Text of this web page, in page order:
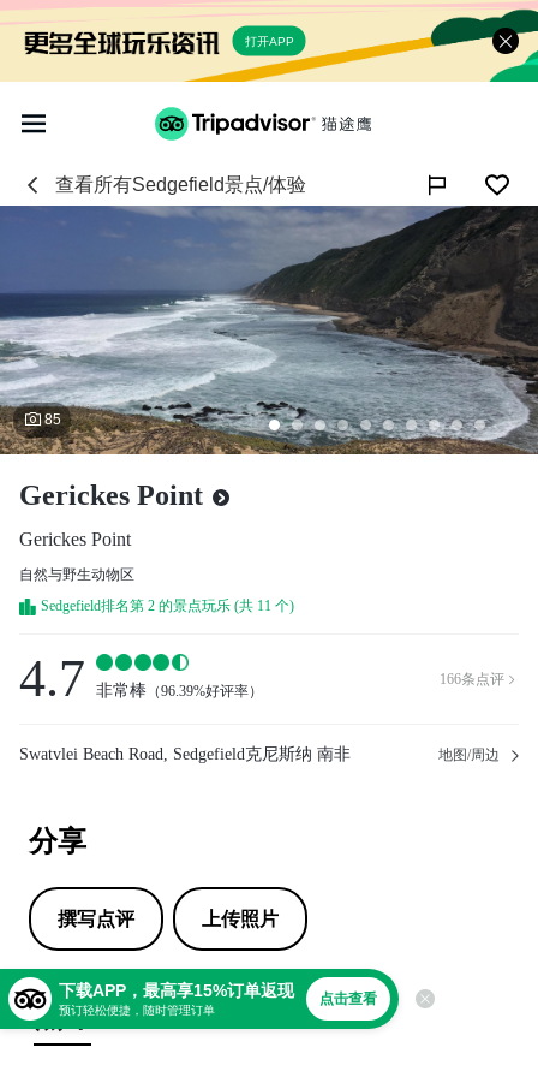
打开APP
查看所有Sedgefield景点/体验
85
Gerickes Point
Gerickes Point
自然与野生动物区
Sedgefield排名第 2 的景点玩乐 (共 11 个)
4.7 非常棒 （96.39%好评率）
166条点评 
Swatvlei Beach Road, Sedgefield克尼斯纳 南非 地图/周边
分享
撰写点评 上传照片
点评
下载APP，最高享15%订单返现
预订轻松便捷，随时管理订单
点击查看